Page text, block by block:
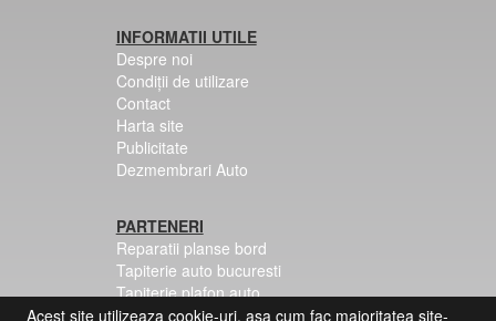
INFORMATII UTILE
Despre noi
Condiții de utilizare
Contact
Harta site
Publicitate
Dezmembrari Auto
PARTENERI
Reparatii planse bord
Tapiterie auto bucuresti
Tapiterie plafon auto
Centuri siguranta colorate
Acest site utilizeaza cookie-uri, asa cum fac majoritatea site-